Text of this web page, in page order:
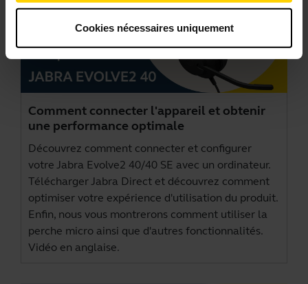
Cookies nécessaires uniquement
Comment connecter l'appareil et obtenir
une performance optimale
Découvrez comment connecter et configurer
votre Jabra Evolve2 40/40 SE avec un ordinateur.
TéléchargerJabra Direct et découvrez comment
optimiser votre expérience d'utilisation du produit.
Enfin, nous vous montrerons comment utiliser la
perche micro ainsi que d'autres fonctionnalités.
Vidéo en anglaise.